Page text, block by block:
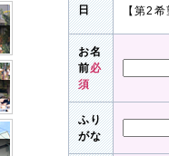
日
【第2
お名
前必
須
ふり
がな